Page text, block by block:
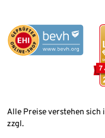
Alle Preise verstehen
zzgl.